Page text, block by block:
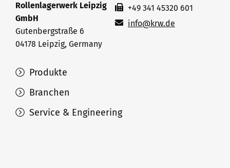
Produkte
Branchen
Service & Engineering
Rollenlagerwerk Leipzig
GmbH
Gutenbergstraße 6
04178 Leipzig, Germany
+49 341 45320 601
info@krw.de